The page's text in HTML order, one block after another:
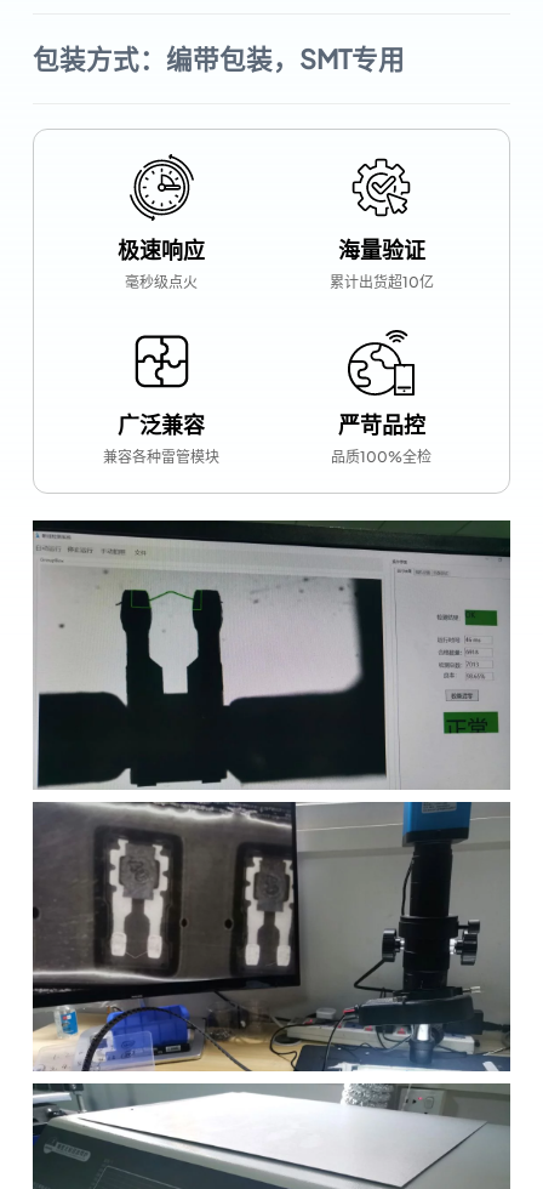
包装方式：编带包装，SMT专用
极速响应
毫秒级点火
海量验证
累计出货超10亿
广泛兼容
兼容各种雷管模块
严苛品控
品质100%全检